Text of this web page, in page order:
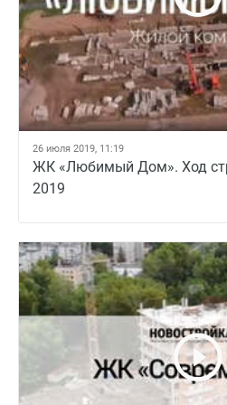
26 июля 2019, 11:19
ЖК «Любимый Дом». Ход
2019